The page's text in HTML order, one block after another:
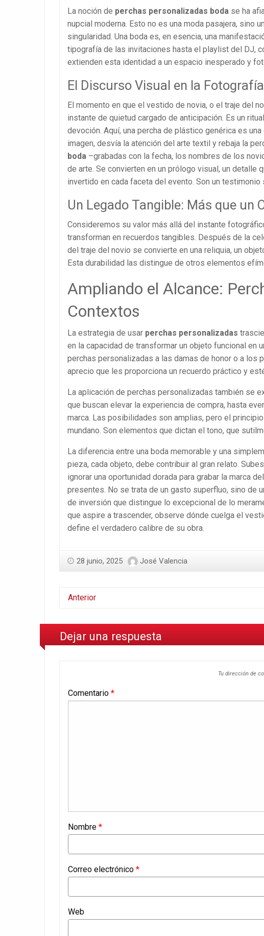
La noción de perchas personalizadas boda se ha
nupcial moderna. Esto no es una moda pasajera, sino
singularidad. Una boda es, en esencia, una
tipografía de las invitaciones hasta el playlist del DJ,
extienden esta identidad a un espacio inesperado y
El Discurso Visual en la
El momento en que el vestido de novia, o el traje del
instante de quietud cargado de anticipación. Es un
devoción. Aquí, una percha de plástico genérica es
imagen, desvía la atención del arte textil y rebaja la
boda –grabadas con la fecha, los nombres de los
de arte. Se convierten en un prólogo visual, un detalle
invertido en cada faceta del evento. Son un
Un Legado Tangible: Más que un
Consideremos su valor más allá del instante
transforman en recuerdos tangibles. Después de la
del traje del novio se convierte en una reliquia, un
Esta durabilidad las distingue de otros elementos
Ampliando el Alcance:
Contextos
La estrategia de usar perchas personalizadas
en la capacidad de transformar un objeto funcional en
perchas personalizadas a las damas de honor o a los
aprecio que les proporciona un recuerdo práctico y
La aplicación de perchas personalizadas también se
que buscan elevar la experiencia de compra, hasta
marca. Las posibilidades son amplias, pero el
mundano. Son elementos que dictan el tono, que
La diferencia entre una boda memorable y una
pieza, cada objeto, debe contribuir al gran relato.
ignorar una oportunidad dorada para grabar la marca
presentes. No se trata de un gasto superfluo, sino de
de inversión que distingue lo excepcional de lo
que aspire a trascender, observe dónde cuelga el
define el verdadero calibre de su obra.
28 junio, 2025 José Valencia
Anterior
Dejar una respuesta
Tu dirección de
Comentario *
Nombre *
Correo electrónico *
Web